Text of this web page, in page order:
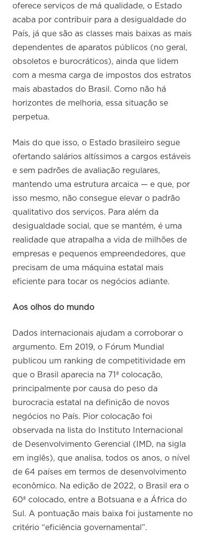
oferece serviços de má qualidade, o Estado
acaba por contribuir para a desigualdade do
País, já que são as classes mais baixas as mais
dependentes de aparatos públicos (no geral,
obsoletos e burocráticos), ainda que lidem
com a mesma carga de impostos dos estratos
mais abastados do Brasil. Como não há
horizontes de melhoria, essa situação se
perpetua.
Mais do que isso, o Estado brasileiro segue
ofertando salários altíssimos a cargos estáveis
e sem padrões de avaliação regulares,
mantendo uma estrutura arcaica — e que, por
isso mesmo, não consegue elevar o padrão
qualitativo dos serviços. Para além da
desigualdade social, que se mantém, é uma
realidade que atrapalha a vida de milhões de
empresas e pequenos empreendedores, que
precisam de uma máquina estatal mais
eficiente para tocar os negócios adiante.
Aos olhos do mundo
Dados internacionais ajudam a corroborar o
argumento. Em 2019, o Fórum Mundial
publicou um ranking de competitividade em
que o Brasil aparecia na 71ª colocação,
principalmente por causa do peso da
burocracia estatal na definição de novos
negócios no País. Pior colocação foi
observada na lista do Instituto Internacional
de Desenvolvimento Gerencial (IMD, na sigla
em inglês), que analisa, todos os anos, o nível
de 64 países em termos de desenvolvimento
econômico. Na edição de 2022, o Brasil era o
60ª colocado, entre a Botsuana e a África do
Sul. A pontuação mais baixa foi justamente no
critério “eficiência governamental”.